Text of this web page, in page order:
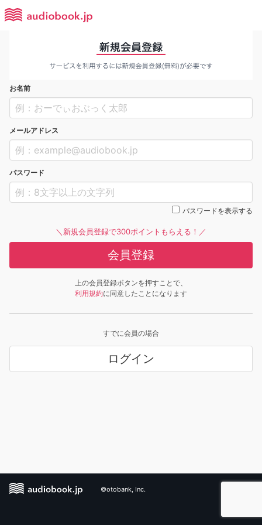
お名前
メールアドレス
パスワード
パスワードを表示する
＼新規会員登録で300ポイントもらえる！／
会員登録
上の会員登録ボタンを押すことで、
利用規約に同意したことになります
すでに会員の場合
ログイン
©otobank, Inc.